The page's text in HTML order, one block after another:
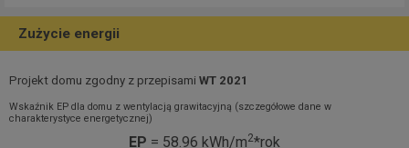
Zużycie energii
Projekt domu zgodny z przepisami WT 2021
Wskaźnik EP dla domu z wentylacją grawitacyjną (szczegółowe dane w
charakterystyce energetycznej)
EP = 58.96 kWh/m2*rok